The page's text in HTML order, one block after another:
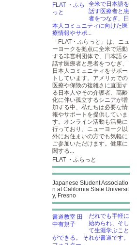
全米で日本語を
話す医療者と患
者をつなぎ、日
本人コミュニティに向けた医
療情報やサポ...
「FLAT・ふらっと」は、ニュ
ーヨークを拠点に全米で活動
する非営利団体で、日本語を
話す医療者と患者をつなぎ、
日本人コミュニティをサポー
トしています。アメリカでの
医療や保険の複雑さに直面す
る日本人やその介護者、高齢
化に伴い孤立するシニアが増
加する中、私たちは必要な情
報やサポートを提供していま
す。オンライン活動も活発に
行っており、ニューヨーク以
外にお住まいの方でも気軽に
ご参加いただけます。健康に
関する...
FLAT ・ふらっと
Japanese Student Associatio
n at California State Universit
y, Fresno
だれでも手軽に
始められ、そし
て生涯学ぶこと
ができる。 それが書道です。